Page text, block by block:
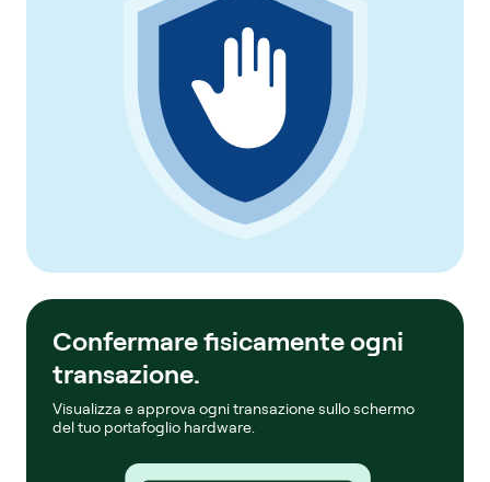
Confermare fisicamente ogni
transazione.
Visualizza e approva ogni transazione sullo schermo
del tuo portafoglio hardware.